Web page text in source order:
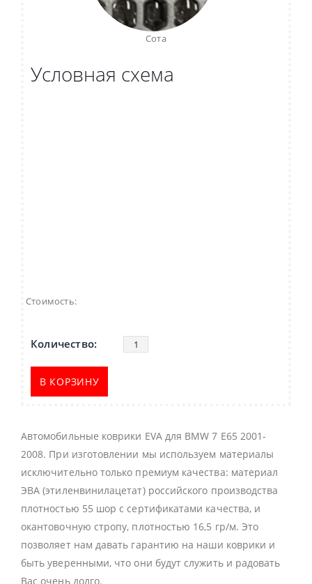
Сота
Условная схема
Стоимость:
В КОРЗИНУ
Автомобильные коврики EVA для BMW 7 E65 2001-
2008. При изготовлении мы используем материалы
исключительно только премиум качества: материал
ЭВА (этиленвинилацетат) российского производства
плотностью 55 шор с сертификатами качества, и
окантовочную стропу, плотностью 16,5 гр/м. Это
позволяет нам давать гарантию на наши коврики и
быть уверенными, что они будут служить и радовать
Вас очень долго.